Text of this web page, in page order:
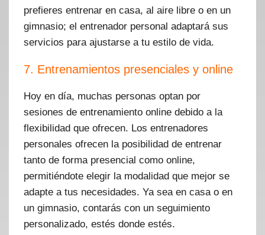
prefieres entrenar en casa, al aire libre o en un
gimnasio; el entrenador personal adaptará sus
servicios para ajustarse a tu estilo de vida.
7. Entrenamientos presenciales y online
Hoy en día, muchas personas optan por
sesiones de entrenamiento online debido a la
flexibilidad que ofrecen. Los entrenadores
personales ofrecen la posibilidad de entrenar
tanto de forma presencial como online,
permitiéndote elegir la modalidad que mejor se
adapte a tus necesidades. Ya sea en casa o en
un gimnasio, contarás con un seguimiento
personalizado, estés donde estés.